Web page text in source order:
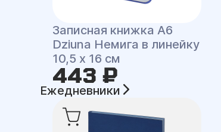
Записная книжка A6
Dziuna Немига в линейку
10,5 x 16 см
443 ₽
Ежедневники